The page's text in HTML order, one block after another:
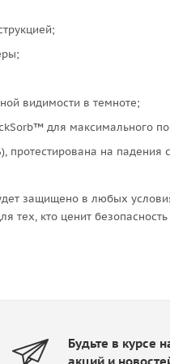
видимости в темноте;
для максимального
протестирована на падения
защищено в любых
кто ценит безопасность
Будьте в курсе